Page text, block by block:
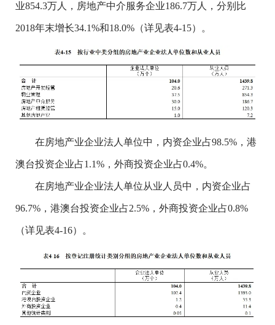
业854.3万人，房地产中介服务企业186.7万人，分别比
2018年末增长34.1%和18.0%（详见表4-15）。
在房地产业企业法人单位中，内资企业占98.5%，港
澳台投资企业占1.1%，外商投资企业占0.4%。
在房地产业企业法人单位从业人员中，内资企业占
96.7%，港澳台投资企业占2.5%，外商投资企业占0.8%
（详见表4-16）。